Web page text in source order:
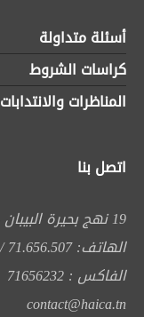
أسئلة متداولة
كراسات الشروط
المناظرات والانتدابات
اتصل بنا
19 نهج بحيرة البيبان - ضفاف البحيرة - تونس
الهاتف: 71.656.507 / 71.656.232
الفاكس : 71656232
contact@haica.tn